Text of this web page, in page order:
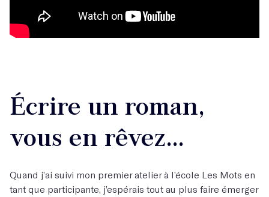
Écrire un roman,
vous en rêvez…
Quand j’ai suivi mon premier atelier à l’école Les Mots en
tant que participante, j’espérais tout au plus faire émerger